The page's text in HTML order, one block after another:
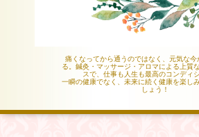
痛くなってから通うのではなく、元気な今
る。鍼灸・マッサージ・アロマによる上質
スで、仕事も人生も最高のコンディシ
一瞬の健康でなく、未来に続く健康を楽し
しょう！